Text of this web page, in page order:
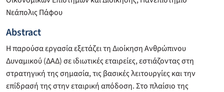
Νεάπολις Πάφου
Abstract
Η παρούσα εργασία εξετάζει τη Διοίκηση Ανθρώπινου
Δυναμικού (ΔΑΔ) σε ιδιωτικές εταιρείες, εστιάζοντας στη
στρατηγική της σημασία, τις βασικές λειτουργίες και την
επίδρασή της στην εταιρική απόδοση. Στο πλαίσιο της